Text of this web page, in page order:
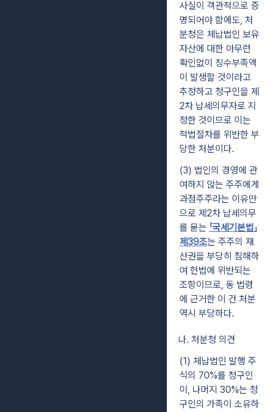
사실이 객관적으로 증
명되어야 함에도, 처
분청은 체납법인 보유
자산에 대한 아무런
확인없이 징수부족액
이 발생할 것이라고
추정하고 청구인을 제
2차 납세의무자로 지
정한 것이므로 이는
적법절차를 위반한 부
당한 처분이다.
(3) 법인의 경영에 관
여하지 않는 주주에게
과점주주라는 이유만
으로 제2차 납세의무
를 묻는 「국세기본법」
제39조는 주주의 재
산권을 부당히 침해하
여 헌법에 위반되는
조항이므로, 동 법령
에 근거한 이 건 처분
역시 부당하다.
나. 처분청 의견
(1) 체납법인 발행 주
식의 70%를 청구인
이, 나머지 30%는 청
구인의 가족이 소유하